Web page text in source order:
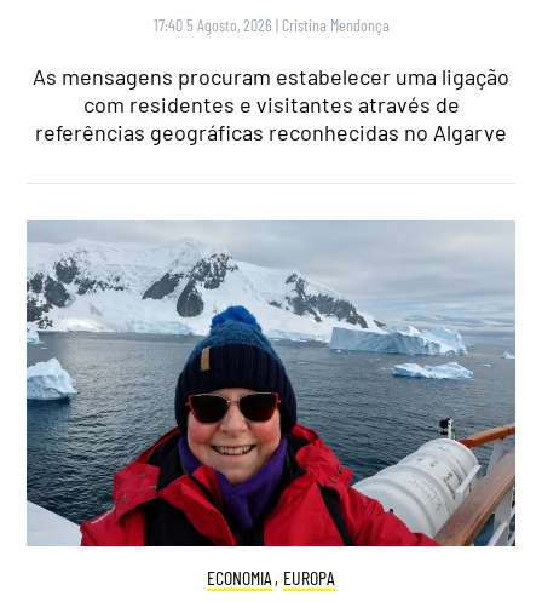
17:40 5 Agosto, 2026 | Cristina Mendonça
As mensagens procuram estabelecer uma ligação
com residentes e visitantes através de
referências geográficas reconhecidas no Algarve
ECONOMIA , EUROPA